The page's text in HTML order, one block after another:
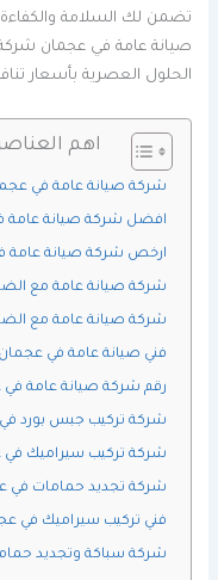
تضمن لك السلامة
صيانة عامة في عجمان
الحلول العصرية بأسعار
اهم
شركة صيانة عامة في
افضل شركة صيانة عامة
ارخص شركة صيانة عامة
شركة صيانة عامة مع
شركة صيانة عامة مع
فني صيانة عامة في عجمان
رقم شركة صيانة عامة
شركة تركيب جبس بورد
شركة تركيب سيراميك
شركة تجديد حمامات في
فني تركيب سيراميك في
شركة سباكة وتجديد